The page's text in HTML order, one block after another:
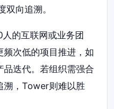
双向追溯。
的互联网或业务团
频次低的项目推进，如
品迭代。若组织需强合
溯，Tower则难以胜